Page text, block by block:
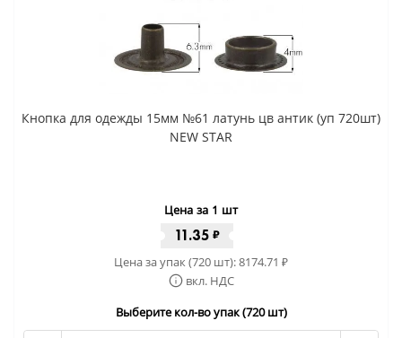
Кнопка для одежды 15мм №61 латунь цв антик (уп 720шт)
NEW STAR
Цена за 1 шт
11.35 ₽
Цена за упак (720 шт):8174.71 ₽
вкл. НДС
Выберите кол-во упак (720 шт)